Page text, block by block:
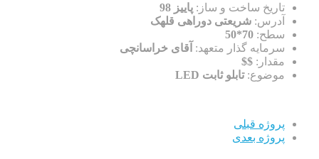
تاریخ ساخت و ساز: پاییز 98
آدرس: شریعتی دوراهی قلهک
سطح: 70*50
سرمایه گذار متعهد: آقای خراسانچی
مقدار: $$
موضوع:تابلو ثابت LED
پروژه قبلی
پروژه بعدی